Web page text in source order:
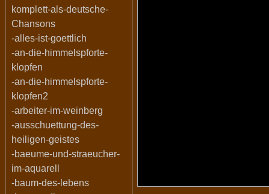
komplett-als-deutsche-
Chansons
-alles-ist-goettlich
-an-die-himmelspforte-
klopfen
-an-die-himmelspforte-
klopfen2
-arbeiter-im-weinberg
-ausschuettung-des-
heiligen-geistes
-baeume-und-straeucher-
im-aquarell
-baum-des-lebens